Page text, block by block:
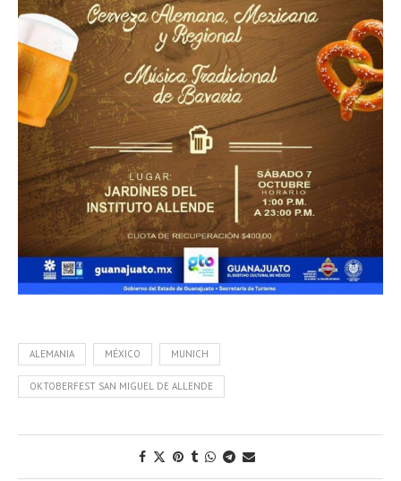
ALEMANIA MÉXICO MUNICH
OKTOBERFEST SAN MIGUEL DE ALLENDE